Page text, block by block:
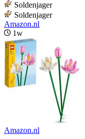
Soldenjager
Soldenjager
Amazon.nl
1w
Amazon.nl